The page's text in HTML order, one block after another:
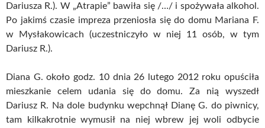
Dariusza R.). W „Atrapie” bawiła się /…/ i spożywała alkohol.
Po jakimś czasie impreza przeniosła się do domu Mariana F.
w Mysłakowicach (uczestniczyło w niej 11 osób, w tym
Dariusz R.).
Diana G. około godz. 10 dnia 26 lutego 2012 roku opuściła
mieszkanie celem udania się do domu. Za nią wyszedł
Dariusz R. Na dole budynku wepchnął Dianę G. do piwnicy,
tam kilkakrotnie wymusił na niej wbrew jej woli odbycie